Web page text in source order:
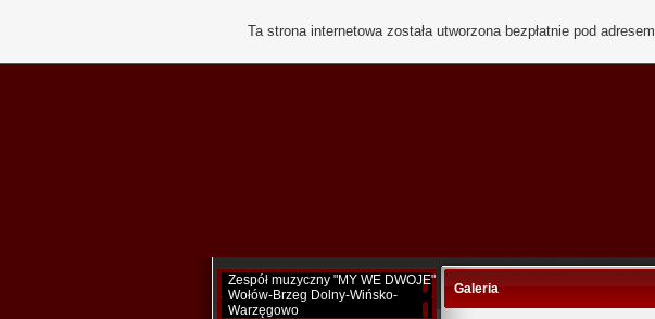
Zespół muzyczny "MY WE DWOJE"
Wołów-Brzeg Dolny-Wińsko-
Warzęgowo
Galeria
Ta strona internetowa została utworzona bezpłatnie pod adresem